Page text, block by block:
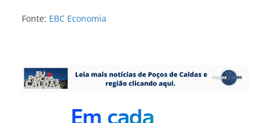
Fonte: EBC Economia